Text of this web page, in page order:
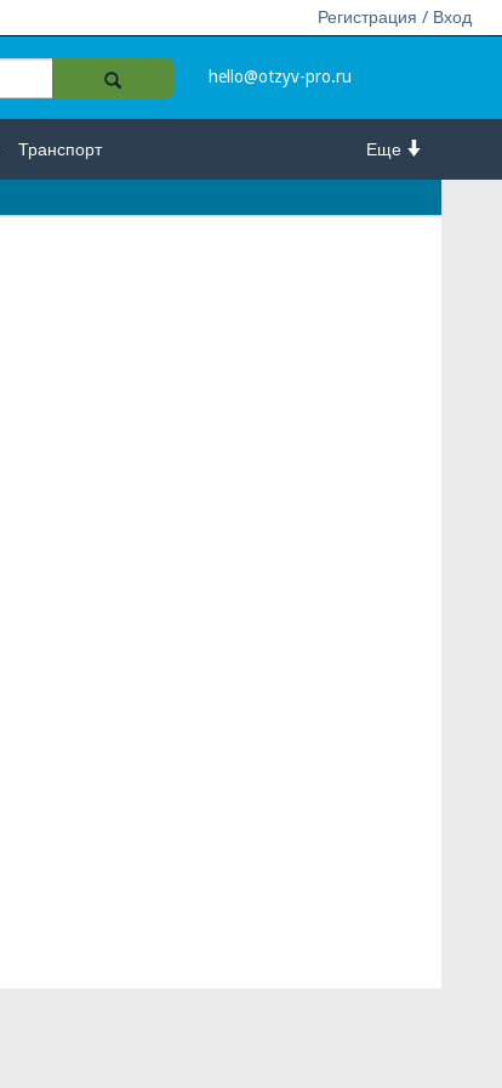
Регистрация / Вход
hello@otzyv-pro.ru
Еще
Транспорт